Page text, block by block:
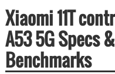
Xiaomi 11T
A53 5G Specs
Benchmarks